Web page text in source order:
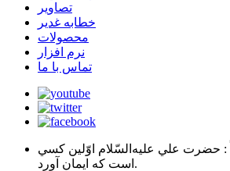
تصاویر
خطابه غدیر
محصولات
نرم افزار
تماس با ما
: حضرت علي عليه‌السّلام اوّلين كسي
است كه ايمان آورد.